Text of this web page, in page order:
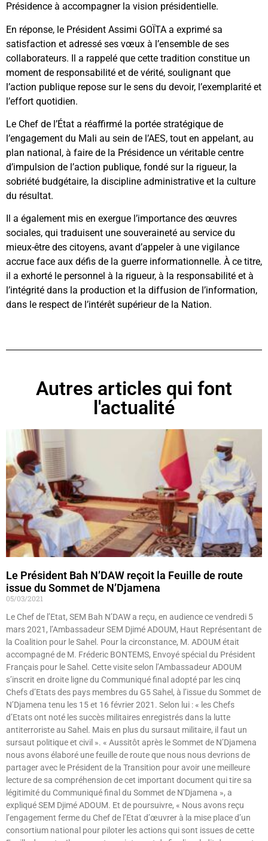
Présidence à accompagner la vision présidentielle.
En réponse, le Président Assimi GOÏTA a exprimé sa
satisfaction et adressé ses vœux à l’ensemble de ses
collaborateurs. Il a rappelé que cette tradition constitue un
moment de responsabilité et de vérité, soulignant que
l’action publique repose sur le sens du devoir, l’exemplarité et
l’effort quotidien.
Le Chef de l’État a réaffirmé la portée stratégique de
l’engagement du Mali au sein de l’AES, tout en appelant, au
plan national, à faire de la Présidence un véritable centre
d’impulsion de l’action publique, fondé sur la rigueur, la
sobriété budgétaire, la discipline administrative et la culture
du résultat.
Il a également mis en exergue l’importance des œuvres
sociales, qui traduisent une souveraineté au service du
mieux-être des citoyens, avant d’appeler à une vigilance
accrue face aux défis de la guerre informationnelle. À ce titre,
il a exhorté le personnel à la rigueur, à la responsabilité et à
l’intégrité dans la production et la diffusion de l’information,
dans le respect de l’intérêt supérieur de la Nation.
Autres articles qui font
l'actualité
Le Président Bah N’DAW reçoit la Feuille de route
issue du Sommet de N’Djamena
05/03/2021
Le Chef de l’Etat, SEM Bah N’DAW a reçu, en audience ce vendredi 5
mars 2021, l’Ambassadeur SEM Djimé ADOUM, Haut Représentant de
la Coalition pour le Sahel. Pour la circonstance, M. ADOUM était
accompagné de M. Fréderic BONTEMS, Envoyé spécial du Président
Français pour le Sahel. Cette visite selon l’Ambassadeur ADOUM
s’inscrit en droite ligne du Communiqué final adopté par les cinq
Chefs d’Etats des pays membres du G5 Sahel, à l’issue du Sommet de
N’Djamena tenu les 15 et 16 février 2021. Selon lui : « les Chefs
d’Etats ont noté les succès militaires enregistrés dans la lutte
antiterroriste au Sahel. Mais en plus du sursaut militaire, il faut un
sursaut politique et civil ». « Aussitôt après le Sommet de N’Djamena
nous avons élaboré une feuille de route que nous nous devrions de
partager avec le Président de la Transition pour avoir une meilleure
lecture de sa compréhension de cet important document qui tire sa
légitimité du Communiqué final du Sommet de N’Djamena », a
expliqué SEM Djimé ADOUM. Et de poursuivre, « Nous avons reçu
l’engagement ferme du Chef de l’Etat d’œuvrer à la mise place d’un
consortium national pour piloter les actions qui sont issues de cette